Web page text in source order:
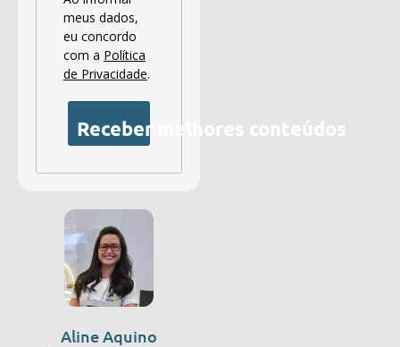
meus dados,
eu concordo
com a Política
de Privacidade.
Receber melhores conteúdos
Aline Aquino